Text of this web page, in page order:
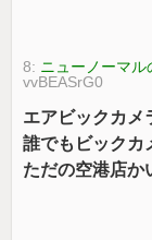
8: ニューノーマル
vvBEASrG0
エアビックカメ
誰でもビックカ
ただの空港店か